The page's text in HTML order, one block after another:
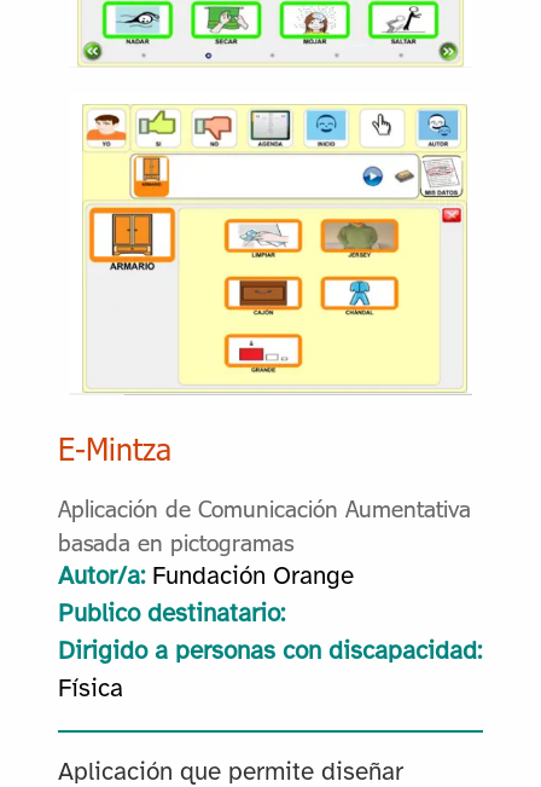
E-Mintza
Aplicación de Comunicación Aumentativa
basada en pictogramas
Autor/a: Fundación Orange
Publico destinatario:
Dirigido a personas con discapacidad:
Física
Aplicación que permite diseñar